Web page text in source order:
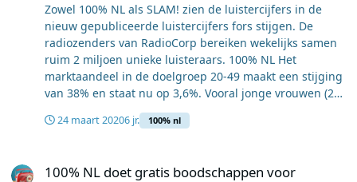
liedjes die uit eigen land komen dat de keuze snel was
gemaakt om daar een themakanaal voor in te richten!"
Zowel 100% NL als SLAM! zien de luistercijfers in de
nieuw gepubliceerde luistercijfers fors stijgen. De
radiozenders van RadioCorp bereiken wekelijks samen
ruim 2 miljoen unieke luisteraars. 100% NL Het
marktaandeel in de doelgroep 20-49 maakt een stijging
van 38% en staat nu op 3,6%. Vooral jonge vrouwen (20-
34) zijn geïnteresseerd in Nederlands product, in die
doelgroep staat het marktaandeel op 6,7%. Met 64%
vandaag door NLO/GfK gepubliceerde luistercijfers.
24 maart 20206 jr. 100% nl
100% NL doet gratis boodschappen voor